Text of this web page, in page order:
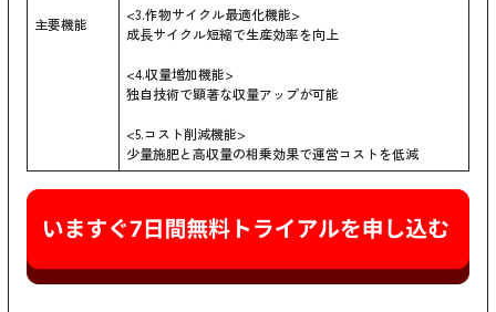
主要機能
<3.作物サイクル最適化機能>
成長サイクル短縮で生産効率を向上
<4.収量増加機能>
独自技術で顕著な収量アップが可能
<5.コスト削減機能>
少量施肥と高収量の相乗効果で運営コストを低減